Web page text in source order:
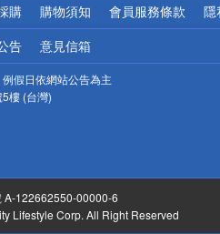
購 購物須知 會員服務條款 隱
告 意見信箱
假日依網站公告為主
樓 (台灣)
A-122662550-00000-6
Lifestyle Corp. All Right Reserved